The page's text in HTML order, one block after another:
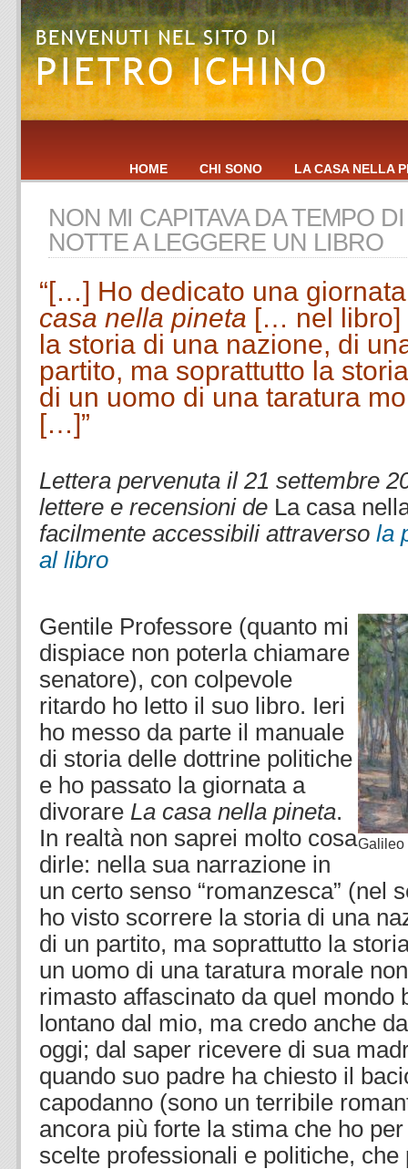
HOME CHI SONO LA CASA NELLA
NON MI CAPITAVA DA TEMPO
NOTTE A LEGGERE UN LIBRO
“[…] Ho dedicato una
casa nella pineta [… nel libro]
la storia di una nazione, di
partito, ma soprattutto la
di un uomo di una taratura
[…]”
Lettera pervenuta il 21 settembre
lettere e recensioni de La casa
facilmente accessibili attraverso la
al libro
Galileo
Gentile Professore (quanto mi
dispiace non poterla chiamare
senatore), con colpevole
ritardo ho letto il suo libro. Ieri
ho messo da parte il manuale
di storia delle dottrine politiche
e ho passato la giornata a
divorare La casa nella pineta.
In realtà non saprei molto cosa
dirle: nella sua narrazione in
un certo senso “romanzesca” (nel
ho visto scorrere la storia di una
di un partito, ma soprattutto la
un uomo di una taratura morale
rimasto affascinato da quel mondo
lontano dal mio, ma credo anche
oggi; dal saper ricevere di sua
quando suo padre ha chiesto il
capodanno (sono un terribile
ancora più forte la stima che ho
scelte professionali e politiche,